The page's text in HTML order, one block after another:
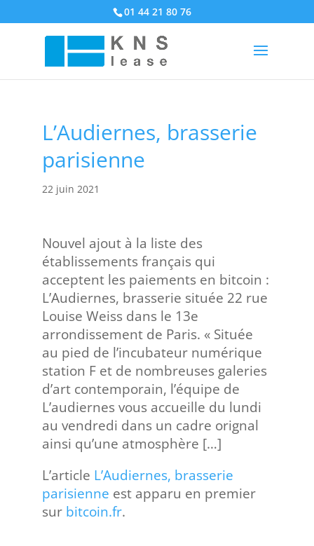
01 44 21 80 76
L’Audiernes, brasserie
parisienne
22 juin 2021
Nouvel ajout à la liste des
établissements français qui
acceptent les paiements en bitcoin :
L’Audiernes, brasserie située 22 rue
Louise Weiss dans le 13e
arrondissement de Paris. « Située
au pied de l’incubateur numérique
station F et de nombreuses galeries
d’art contemporain, l’équipe de
L’audiernes vous accueille du lundi
au vendredi dans un cadre orignal
ainsi qu’une atmosphère […]
L’article L’Audiernes, brasserie
parisienne est apparu en premier
sur bitcoin.fr.